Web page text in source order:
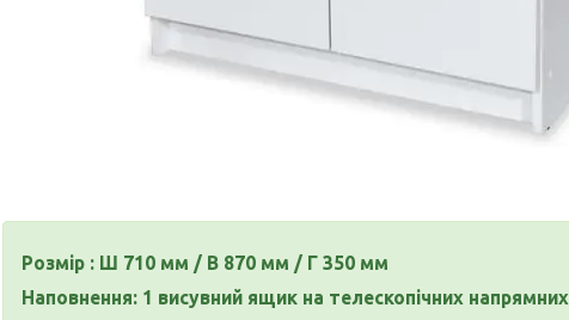
Розмір : Ш 710 мм / В 870 мм / Г 350 мм
Наповнення: 1 висувний ящик на телескопічних напрямних